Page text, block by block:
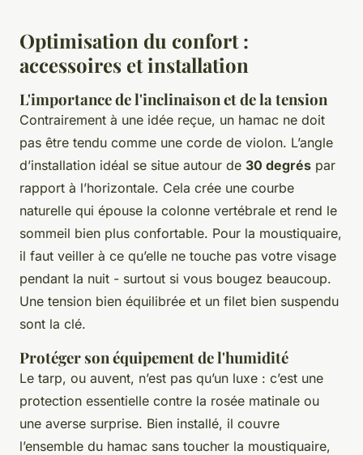
Optimisation du confort :
accessoires et installation
L'importance de l'inclinaison et de la tension
Contrairement à une idée reçue, un hamac ne doit
pas être tendu comme une corde de violon. L’angle
d’installation idéal se situe autour de 30 degrés par
rapport à l’horizontale. Cela crée une courbe
naturelle qui épouse la colonne vertébrale et rend le
sommeil bien plus confortable. Pour la moustiquaire,
il faut veiller à ce qu’elle ne touche pas votre visage
pendant la nuit - surtout si vous bougez beaucoup.
Une tension bien équilibrée et un filet bien suspendu
sont la clé.
Protéger son équipement de l'humidité
Le tarp, ou auvent, n’est pas qu’un luxe : c’est une
protection essentielle contre la rosée matinale ou
une averse surprise. Bien installé, il couvre
l’ensemble du hamac sans toucher la moustiquaire,